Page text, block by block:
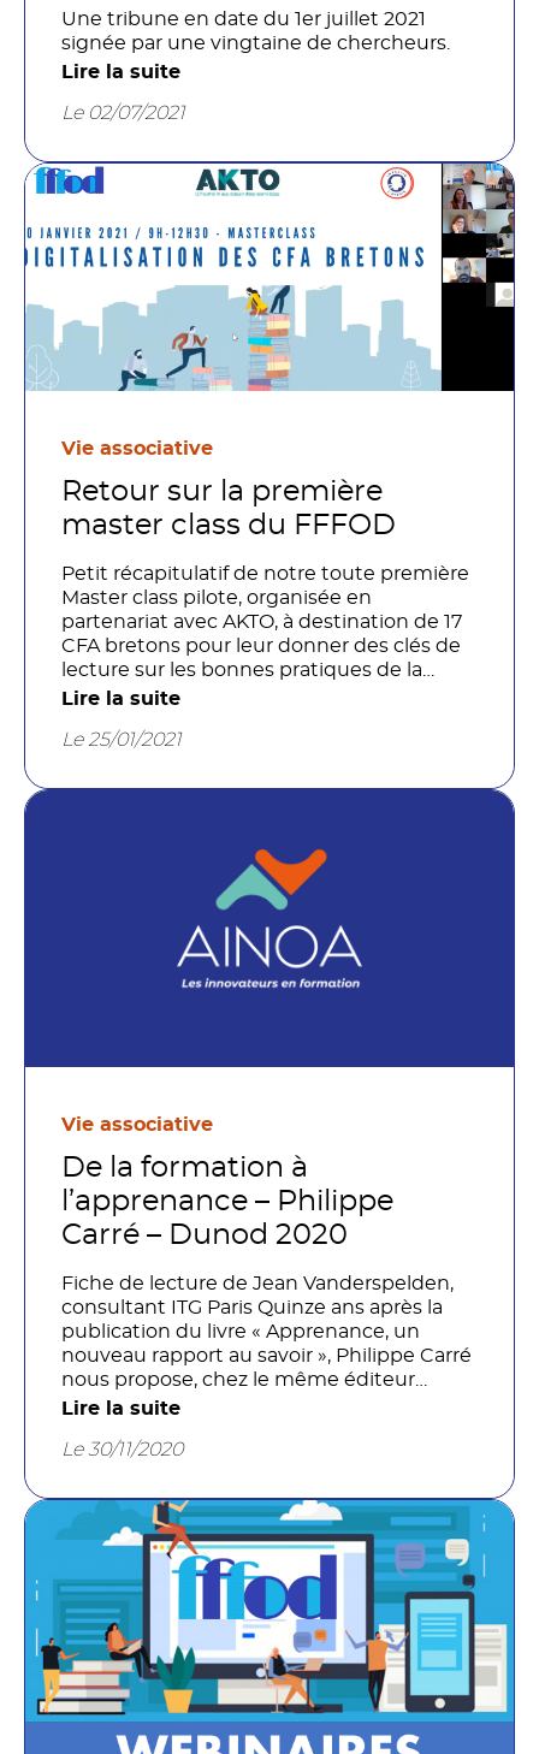
Une tribune en date du 1er juillet 2021
signée par une vingtaine de chercheurs.
Lire la suite
Le 02/07/2021
Vie associative
Retour sur la première
master class du FFFOD
Petit récapitulatif de notre toute première
Master class pilote, organisée en
partenariat avec AKTO, à destination de 17
CFA bretons pour leur donner des clés de
lecture sur les bonnes pratiques de la
digitalisation.
Lire la suite
Le 25/01/2021
Vie associative
De la formation à
l’apprenance – Philippe
Carré – Dunod 2020
Fiche de lecture de Jean Vanderspelden,
consultant ITG Paris Quinze ans après la
publication du livre « Apprenance, un
nouveau rapport au savoir », Philippe Carré
nous propose, chez le même éditeur
Dunod, dans la continuité et
comment les adultes apprennent ? », avec
vers l’Apprenance ».
Lire la suite
Le 30/11/2020